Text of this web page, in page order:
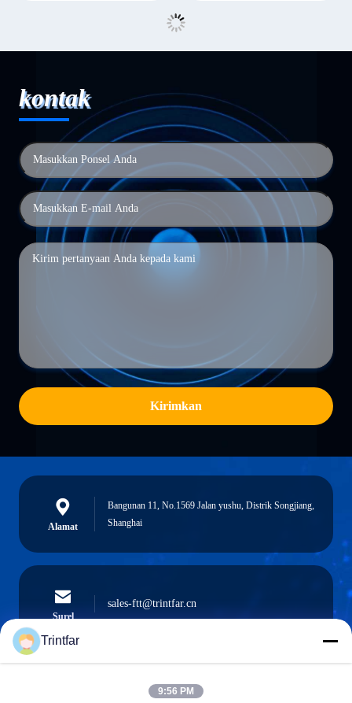
kontak
Kirimkan
Alamat
Bangunan 11, No.1569 Jalan yushu, Distrik Songjiang,
Shanghai
Surel
sales-ftt@trintfar.cn
0086- 15216883036
Trintfar
9:56 PM